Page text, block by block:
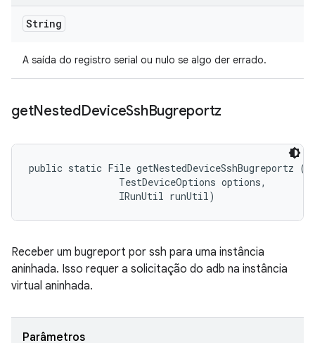
String
A saída do registro serial ou nulo se algo der errado.
getNestedDeviceSshBugreportz
public static File getNestedDeviceSshBugreportz (
                TestDeviceOptions options,
                IRunUtil runUtil)
Receber um bugreport por ssh para uma instância
aninhada. Isso requer a solicitação do adb na instância
virtual aninhada.
Parâmetros